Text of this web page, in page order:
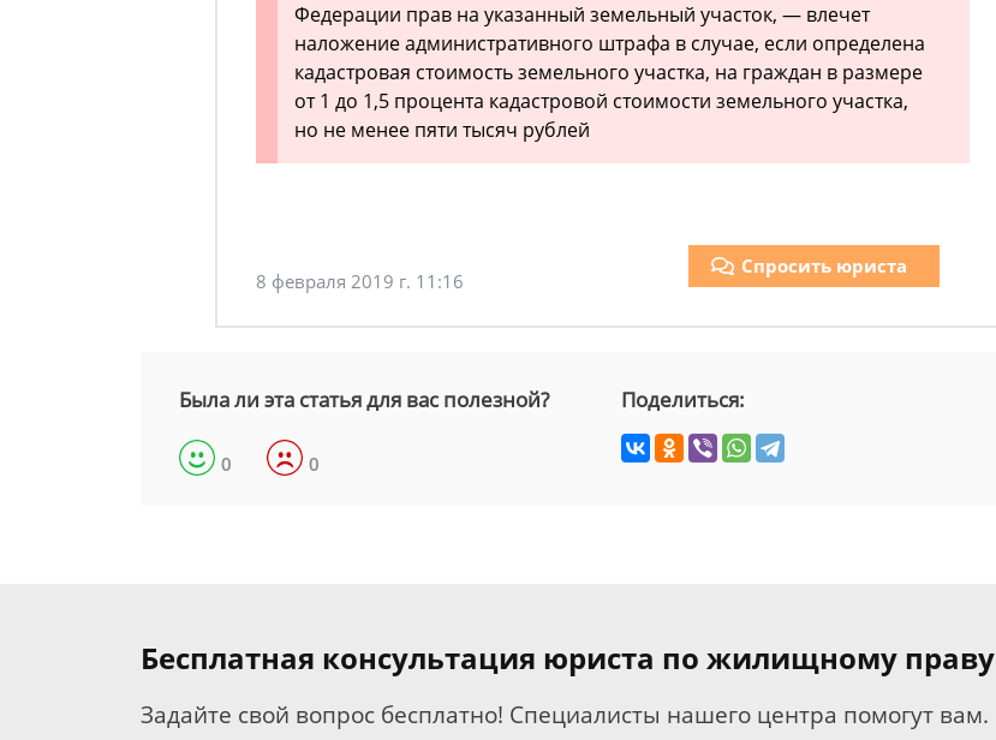
Федерации прав на указанный земельный участок, — влечет
наложение административного штрафа в случае, если определена
кадастровая стоимость земельного участка, на граждан в размере
от 1 до 1,5 процента кадастровой стоимости земельного участка,
но не менее пяти тысяч рублей
8 февраля 2019 г. 11:16
Спросить юриста
Была ли эта статья для вас полезной?
0 0
Поделиться:
Бесплатная консультация юриста по жилищному праву
Задайте свой вопрос бесплатно! Специалисты нашего центра помогут вам.